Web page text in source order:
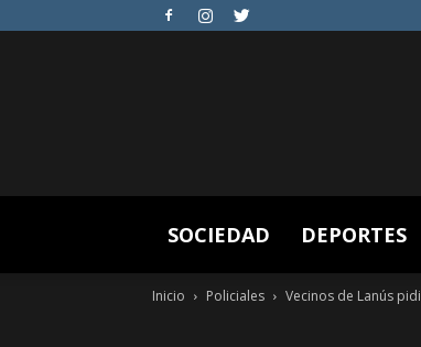
SOCIEDAD DEPORTES
Inicio Policiales Vecinos de Lanús